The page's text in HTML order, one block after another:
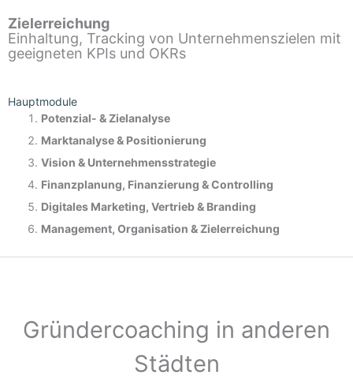
Zielerreichung
Einhaltung, Tracking von Unternehmenszielen mit
geeigneten KPIs und OKRs
Hauptmodule
Potenzial- &Zielanalyse
Marktanalyse & Positionierung
Vision & Unternehmensstrategie
Finanzplanung, Finanzierung & Controlling
Digitales Marketing, Vertrieb & Branding
Management, Organisation & Zielerreichung
Gründercoaching in anderen
Städten